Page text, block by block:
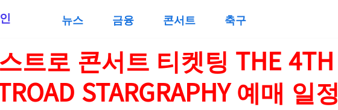
뉴스 금융 콘서트 축구
트로 콘서트 티켓팅 THE 4TH
STARGRAPHY 예매 일정